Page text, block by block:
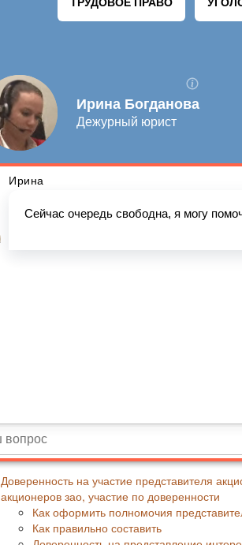
Доверенность на участие представителя
акционеров зао, участие по доверенности
Как оформить полномочия
Как правильно составить